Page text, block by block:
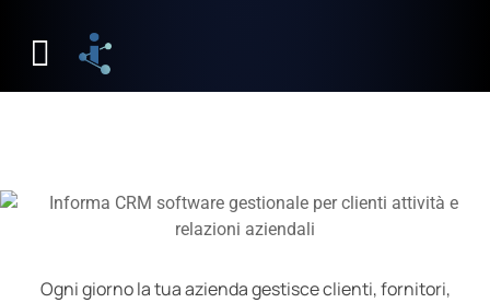
Ogni giorno la tua azienda gestisce clienti, fornitori,